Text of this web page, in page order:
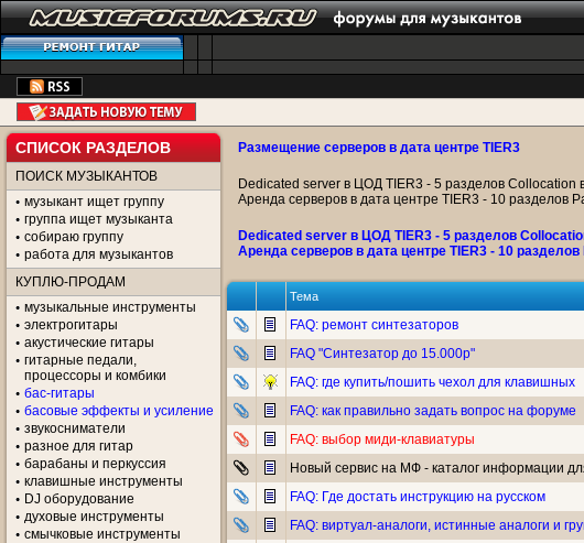
СПИСОК РАЗДЕЛОВ
ПОИСК МУЗЫКАНТОВ
музыкант ищет группу
группа ищет музыканта
собираю группу
работа для музыкантов
КУПЛЮ-ПРОДАМ
музыкальные инструменты
электрогитары
акустические гитары
гитарные педали,
процессоры и комбики
бас-гитары
басовые эффекты и усиление
звукосниматели
разное для гитар
барабаны и перкуссия
клавишные инструменты
DJ оборудование
духовые инструменты
смычковые инструменты
Размещение серверов в дата центре TIER3
Dedicated server в ЦОД TIER3 - 5 разделов Collocation
Аренда серверов в дата центре TIER3 - 10 разделов
Dedicated server в ЦОД TIER3 - 5 разделов
Аренда серверов в дата центре TIER3 - 10
Тема
FAQ: ремонт синтезаторов
FAQ "Синтезатор до 15.000р"
FAQ: где купить/пошить чехол для клавишных
FAQ: как правильно задать вопрос на форуме
FAQ: выбор миди-клавиатуры
Новый сервис на МФ - каталог информации
FAQ: Где достать инструкцию на русском
FAQ: виртуал-аналоги, истинные аналоги и